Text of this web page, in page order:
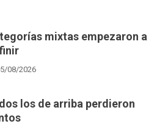
mixtas empezaron a
08/2026
los de arriba perdieron